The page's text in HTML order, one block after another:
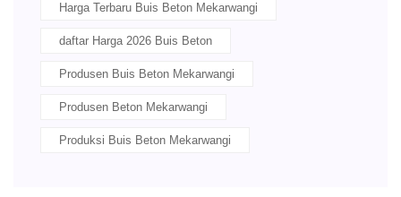
Harga Terbaru Buis Beton Mekarwangi
daftar Harga 2026 Buis Beton
Produsen Buis Beton Mekarwangi
Produsen Beton Mekarwangi
Produksi Buis Beton Mekarwangi